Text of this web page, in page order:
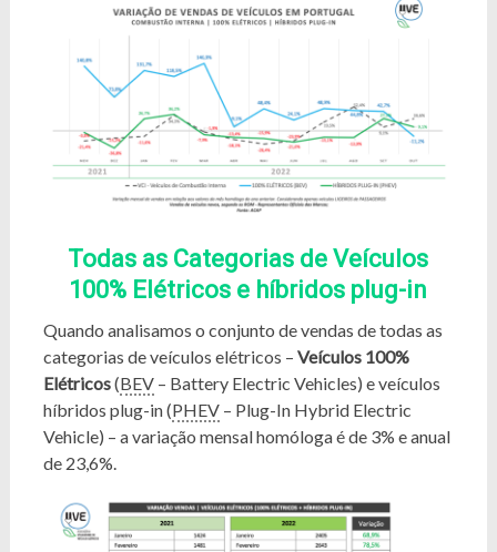
Todas as Categorias de Veículos
100% Elétricos e híbridos plug-in
Quando analisamos o conjunto de vendas de todas as
categorias de veículos elétricos – Veículos 100%
Elétricos(BEV– Battery Electric Vehicles) e veículos
híbridos plug-in (PHEV– Plug-In Hybrid Electric
Vehicle) – a variação mensal homóloga é de 3% e anual
de 23,6%.